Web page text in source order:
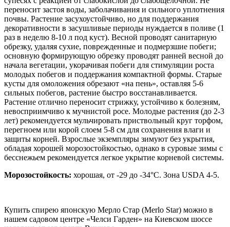
переносит застоя воды, заболачивания и сильного уплотнения
почвы. Растение засухоустойчиво, но для поддержания
декоративности в засушливые периоды нуждается в поливе (1
раз в неделю 8-10 л под куст). Весной проводят санитарную
обрезку, удаляя сухие, поврежденные и подмерзшие побеги;
основную формирующую обрезку проводят ранней весной до
начала вегетации, укорачивая побеги для стимуляции роста
молодых побегов и поддержания компактной формы. Старые
кусты для омоложения обрезают «на пень», оставляя 5-6
сильных побегов, растение быстро восстанавливается.
Растение отлично переносит стрижку, устойчиво к болезням,
невосприимчиво к мучнистой росе. Молодые растения (до 2-3
лет) рекомендуется мульчировать приствольный круг торфом,
перегноем или корой слоем 5-8 см для сохранения влаги и
защиты корней. Взрослые экземпляры зимуют без укрытия,
обладая хорошей морозостойкостью, однако в суровые зимы с
бесснежьем рекомендуется легкое укрытие корневой системы.
Морозостойкость: хорошая, от -29 до -34°C. Зона USDA 4-5.
Купить спирею японскую Мерло Стар (Merlo Star) можно в
нашем садовом центре «Челси Гарден» на Киевском шоссе